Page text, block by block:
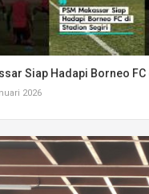
Siap Hadapi Borneo
2026